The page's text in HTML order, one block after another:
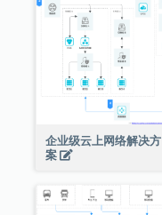
企业级云上网络解决方
案